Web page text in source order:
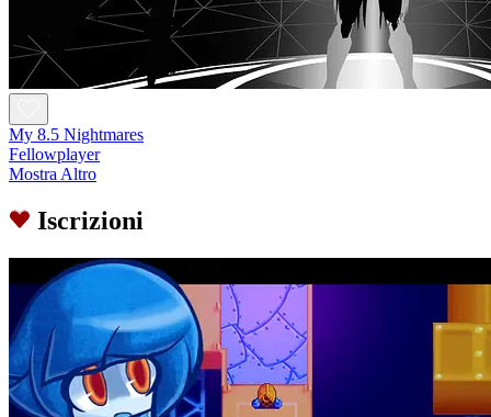
My 8.5 Nightmares
Fellowplayer
Mostra Altro
Iscrizioni